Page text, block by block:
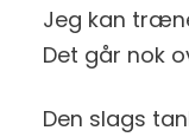
Jeg kan
Det går nok
Den slags